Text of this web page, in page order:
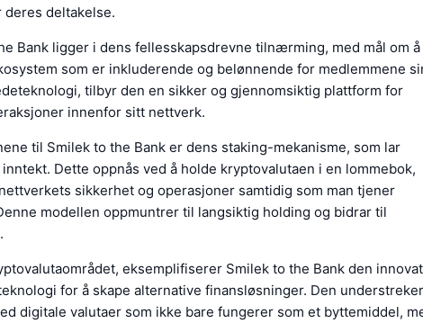
deltakelse.
Bank ligger i dens fellesskapsdrevne tilnærming, med mål om å
som er inkluderende og belønnende for medlemmene
tilbyr den en sikker og gjennomsiktig plattform for
innenfor sitt nettverk.
til Smilek to the Bank er dens staking-mekanisme, som lar
Dette oppnås ved å holde kryptovalutaen i en lommebok,
sikkerhet og operasjoner samtidig som man tjener
modellen oppmuntrer til langsiktig holding og bidrar til
eksemplifiserer Smilek to the Bank den
for å skape alternative finansløsninger. Den
digitale valutaer som ikke bare fungerer som et byttemiddel,